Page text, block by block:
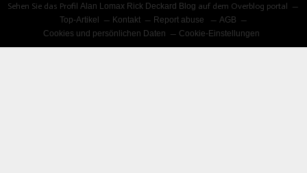
Sehen Sie das ProfilAlan Lomax Rick Deckard Blog auf dem Overblog portal
Top-Artikel
Kontakt Report abuse
AGB
Cookies und persönlichen Daten
Cookie-Einstellungen